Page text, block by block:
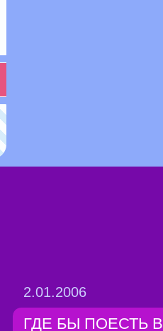
2.01.2006
ГДЕ БЫ ПОЕСТЬ В